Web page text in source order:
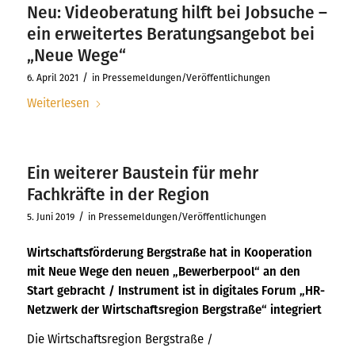
Neu: Videoberatung hilft bei Jobsuche –
ein erweitertes Beratungsangebot bei
„Neue Wege“
6. April 2021 / in Pressemeldungen/Veröffentlichungen
Weiterlesen
Ein weiterer Baustein für mehr
Fachkräfte in der Region
5. Juni 2019 / in Pressemeldungen/Veröffentlichungen
Wirtschaftsförderung Bergstraße hat in Kooperation
mit Neue Wege den neuen „Bewerberpool“ an den
Start gebracht / Instrument ist in digitales Forum „HR-
Netzwerk der Wirtschaftsregion Bergstraße“ integriert
Die Wirtschaftsregion Bergstraße /